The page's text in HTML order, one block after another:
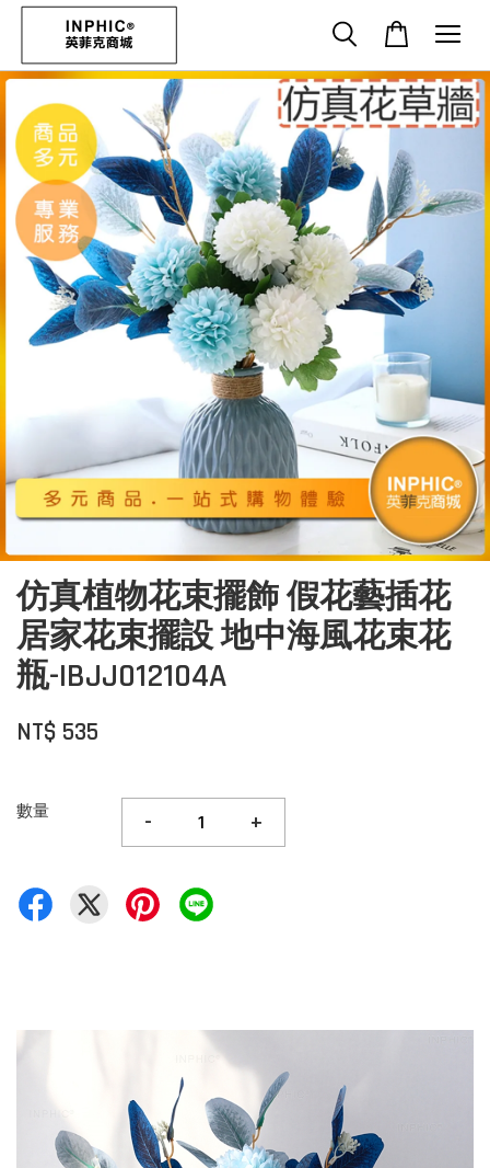
仿真植物花束擺飾 假花藝插花
居家花束擺設 地中海風花束花
瓶-IBJJ012104A
NT$ 535
數量 - +